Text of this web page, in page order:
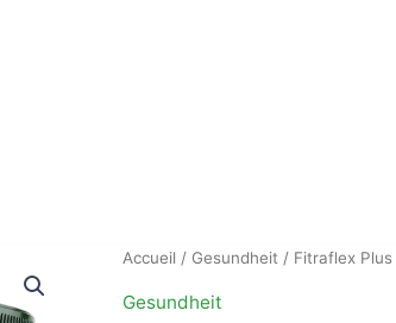
Accueil / Gesundheit / Fitraflex Plus
Gesundheit